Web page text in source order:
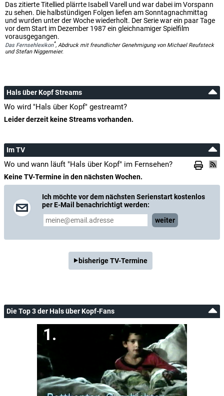
Das zitierte Titellied plärrte Isabell Varell und war dabei im Vorspann
zu sehen. Die halbstündigen Folgen liefen am Sonntagnachmittag
und wurden unter der Woche wiederholt. Der Serie war ein paar Tage
vor dem Start im Dezember 1987 ein gleichnamiger Spielfilm
vorausgegangen.
Das Fernsehlexikon*, Abdruck mit freundlicher Genehmigung von Michael Reufsteck
und Stefan Niggemeier.
Hals über Kopf Streams
Wo wird "Hals über Kopf" gestreamt?
Leider derzeit keine Streams vorhanden.
Im TV
Wo und wann läuft "Hals über Kopf" im Fernsehen?
Keine TV-Termine in den nächsten Wochen.
Ich möchte vor dem nächsten Serienstart kostenlos
per E-Mail benachrichtigt werden:
weiter
bisherige TV-Termine
Die Top 3 der Hals über Kopf-Fans